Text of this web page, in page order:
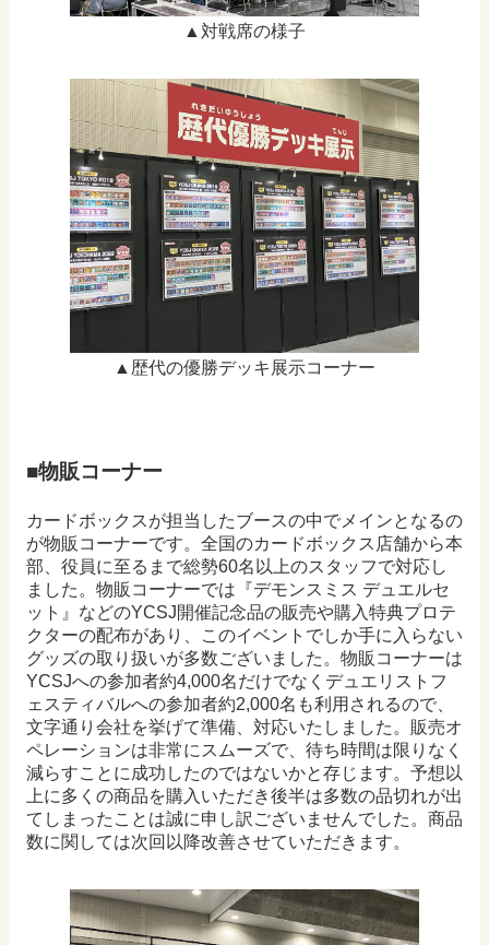
▲対戦席の様子
▲歴代の優勝デッキ展示コーナー
■物販コーナー
カードボックスが担当したブースの中でメインとなるの
が物販コーナーです。全国のカードボックス店舗から本
部、役員に至るまで総勢60名以上のスタッフで対応し
ました。物販コーナーでは『デモンスミス デュエルセ
ット』などのYCSJ開催記念品の販売や購入特典プロテ
クターの配布があり、このイベントでしか手に入らない
グッズの取り扱いが多数ございました。物販コーナーは
YCSJへの参加者約4,000名だけでなくデュエリストフ
ェスティバルへの参加者約2,000名も利用されるので、
文字通り会社を挙げて準備、対応いたしました。販売オ
ペレーションは非常にスムーズで、待ち時間は限りなく
減らすことに成功したのではないかと存じます。予想以
上に多くの商品を購入いただき後半は多数の品切れが出
てしまったことは誠に申し訳ございませんでした。商品
数に関しては次回以降改善させていただきます。